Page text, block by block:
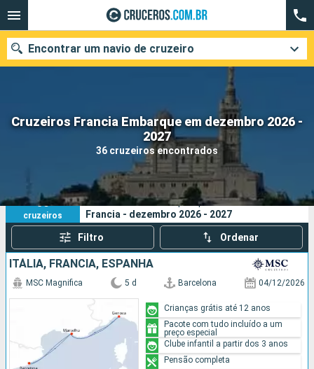
Cruzeiros Francia Embarque em dezembro 2026 -
2027
36 cruzeiros encontrados
Encontrar um navio de cruzeiro
Quando ir?
Data de partida
Cidades Companhias
Pesquisar
36
cruzeiros
Os seus critérios de pesquisa:
Francia - dezembro 2026 - 2027
Filtro Ordenar
ITÁLIA, FRANCIA, ESPANHA
MSC Magnifica 5 d Barcelona 04/12/2026
Crianças grátis até 12 anos
Pacote com tudo incluído a um
preço especial
Clube infantil a partir dos 3 anos
Pensão completa